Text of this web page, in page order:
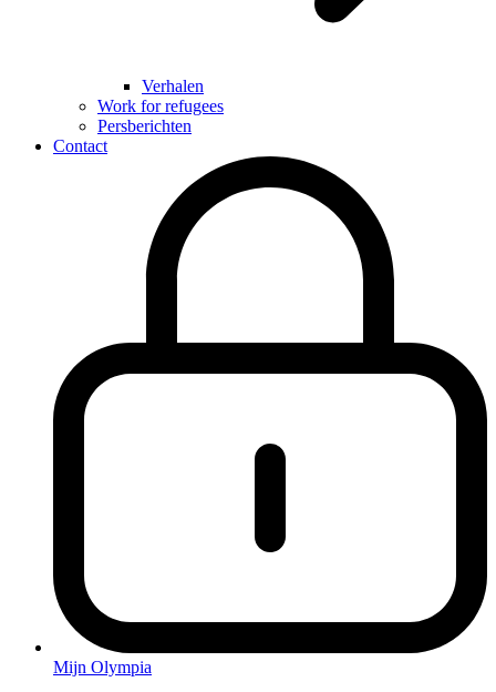
Verhalen
Work for refugees
Persberichten
Contact
Mijn Olympia